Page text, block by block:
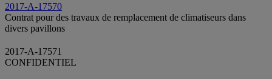
2017-A-17570
Contrat pour des travaux de remplacement de climatiseurs dans
divers pavillons
2017-A-17571
CONFIDENTIEL